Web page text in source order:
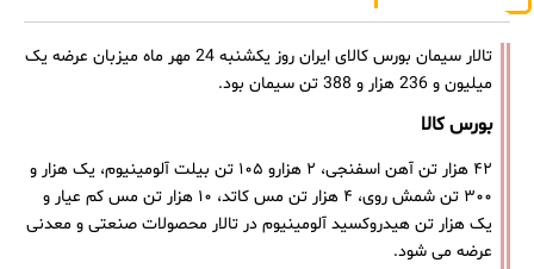
تالار سیمان بورس کالای ایران روز یکشنبه 24 مهر ماه میزبان عرضه یک
میلیون و 236 هزار و 388 تن سیمان بود.
بورس کالا
۴۲ هزار تن آهن اسفنجی، ۲ هزارو ۱۰۵ تن بیلت آلومینیوم، یک هزار و
۳۰۰ تن شمش روی، ۴ هزار تن مس کاتد، ۱۰ هزار تن مس کم عیار و
یک هزار تن هیدروکسید آلومینیوم در تالار محصولات صنعتی و معدنی
عرضه می شود.